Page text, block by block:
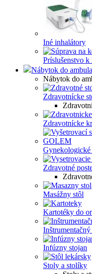
Iné inhalátory
Príslušenstvo
Nábytok do
Nábytok do
Zdravotnícke
Zdravotnícke
Gynekologické
Zdravotné
Masážny stôl
Kartotéky do
Infúzny stojan
Stoly a stolíky